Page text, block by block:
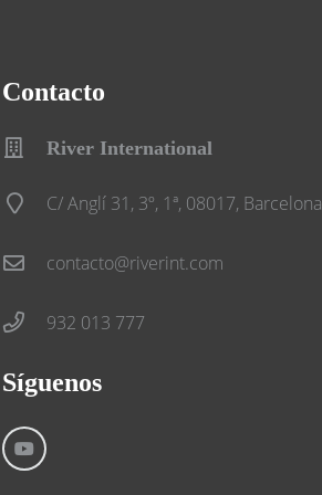
Contacto
River International
C/ Anglí 31, 3º, 1ª, 08017, Barcelona
contacto@riverint.com
932 013 777
Síguenos